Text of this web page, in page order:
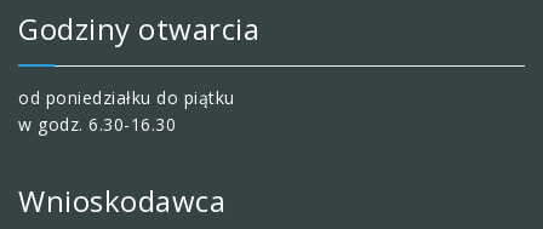
Godziny otwarcia
od poniedziałku do piątku
w godz. 6.30-16.30
Wnioskodawca